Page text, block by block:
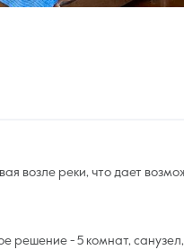
возле реки, что дает
решение - 5 комнат, санузел,